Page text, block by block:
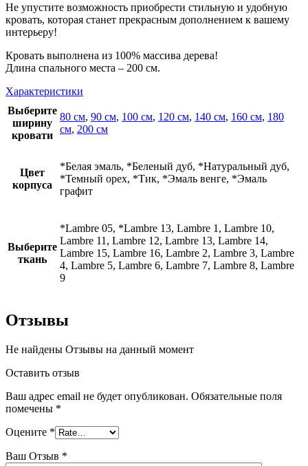
Не упустите возможность приобрести стильную и удобную
кровать, которая станет прекрасным дополнением к вашему
интерьеру!
Кровать выполнена из 100% массива дерева!
Длина спального места – 200 см.
Характеристики
Выберите
ширину
кровати
80 см, 90 см, 100 см, 120 см, 140 см, 160 см, 180
см, 200 см
Цвет
корпуса
*Белая эмаль, *Беленый дуб, *Натуральный дуб,
*Темный орех, *Тик, *Эмаль венге, *Эмаль
графит
Выберите
ткань
*Lambre 05, *Lambre 13, Lambre 1, Lambre 10,
Lambre 11, Lambre 12, Lambre 13, Lambre 14,
Lambre 15, Lambre 16, Lambre 2, Lambre 3, Lambre
4, Lambre 5, Lambre 6, Lambre 7, Lambre 8, Lambre
9
Отзывы
Не найдены Отзывы на данный момент
Оставить отзыв
Ваш адрес email не будет опубликован. Обязательные поля
помечены *
Оцените *
Ваш Отзыв *